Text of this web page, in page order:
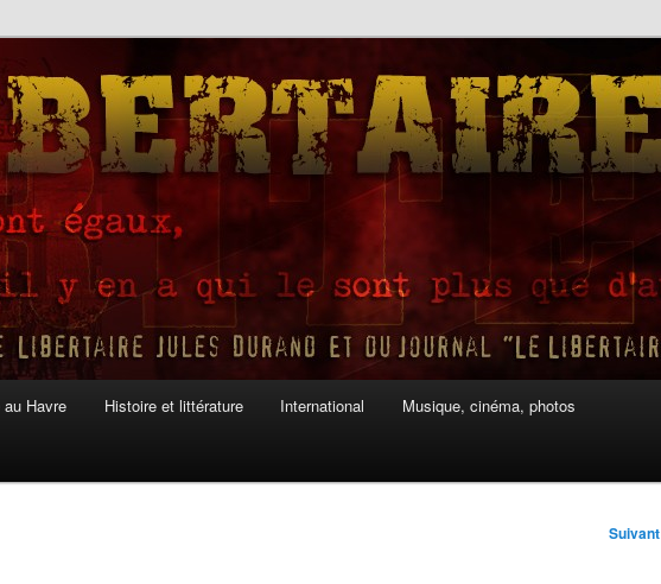
Havre Histoire et littérature International Musique, cinéma, photos
Suivant